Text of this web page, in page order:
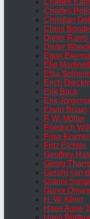
Charles
Christian Dell
Claus
Dieter Rams
Dieter
Egon
Elio
Elsa
Erich
Erik Buck
Erik
Erwin Braun
F. W. Möller
Friedrich
Friso Kramer
Fritz Eichler
Geoffrey
Georg
Gerard van
Gianni
Gunni
H. W. Klein
Hans Agne
Hans